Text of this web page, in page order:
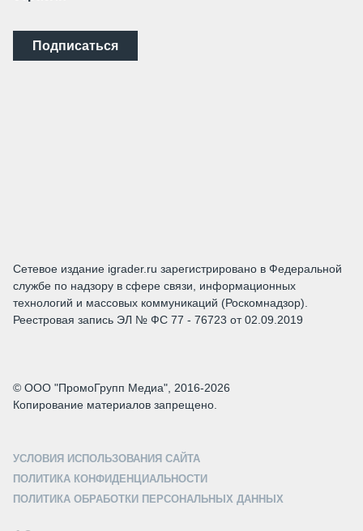
Подписаться
Сетевое издание igrader.ru зарегистрировано в Федеральной
службе по надзору в сфере связи, информационных
технологий и массовых коммуникаций (Роскомнадзор).
Реестровая запись ЭЛ № ФС 77 - 76723 от 02.09.2019
© ООО "ПромоГрупп Медиа", 2016-2026
Копирование материалов запрещено.
УСЛОВИЯ ИСПОЛЬЗОВАНИЯ САЙТА
ПОЛИТИКА КОНФИДЕНЦИАЛЬНОСТИ
ПОЛИТИКА ОБРАБОТКИ ПЕРСОНАЛЬНЫХ ДАННЫХ